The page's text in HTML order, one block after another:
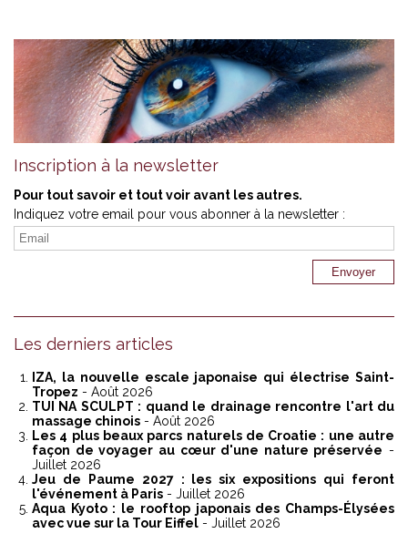
Inscription à la newsletter
Pour tout savoir et tout voir avant les autres.
Indiquez votre email pour vous abonner à la newsletter :
Les derniers articles
IZA, la nouvelle escale japonaise qui électrise Saint-
Tropez - Août 2026
TUI NA SCULPT : quand le drainage rencontre l'art du
massage chinois - Août 2026
Les 4 plus beaux parcs naturels de Croatie : une autre
façon de voyager au cœur d'une nature préservée -
Juillet 2026
Jeu de Paume 2027 : les six expositions qui feront
l'événement à Paris - Juillet 2026
Aqua Kyoto : le rooftop japonais des Champs-Élysées
avec vue sur la Tour Eiffel - Juillet 2026